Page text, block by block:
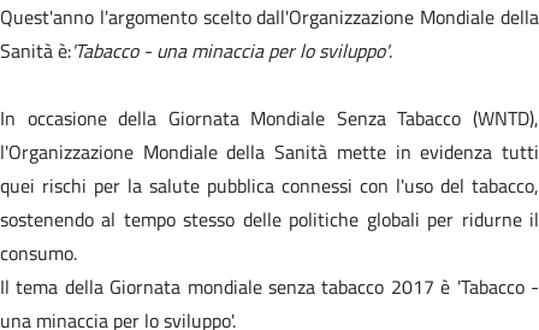
Quest'anno l'argomento scelto dall'Organizzazione Mondiale della
Sanità è:'Tabacco - una minaccia per lo sviluppo'.
In occasione della Giornata Mondiale Senza Tabacco (WNTD),
l'Organizzazione Mondiale della Sanità mette in evidenza tutti
quei rischi per la salute pubblica connessi con l'uso del tabacco,
sostenendo al tempo stesso delle politiche globali per ridurne il
consumo.
Il tema della Giornata mondiale senza tabacco 2017 è 'Tabacco -
una minaccia per lo sviluppo'.